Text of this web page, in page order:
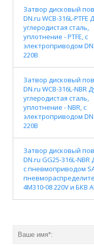
Затвор дисковый
DN.ru WCB-316L-PTFE
углеродистая сталь,
уплотнение - PTFE, с
электроприводом
220В
Затвор дисковый
DN.ru WCB-316L-NBR
углеродистая сталь,
уплотнение - NBR, с
электроприводом
220В
Затвор дисковый
DN.ru GG25-316L-NBR
с пневмоприводом
4M310-08 220V и БКВ